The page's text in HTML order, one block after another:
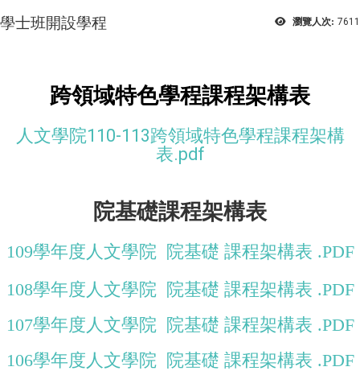
瀏覽人次: 7611
學士班開設學程
跨領域特色學程課程架構表
人文學院110-113跨領域特色學程課程架構
表.pdf
院基礎課程架構表
109學年度人文學院 院基礎 課程架構表 .PDF
108學年度人文學院 院基礎 課程架構表 .PDF
107學年度人文學院 院基礎 課程架構表 .PDF
106學年度人文學院 院基礎 課程架構表 .PDF